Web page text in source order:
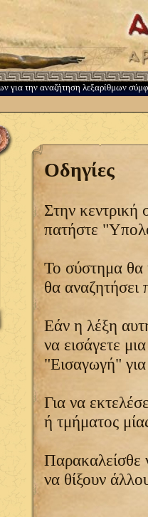
για την αναζήτηση λεξαρίθμων
Οδηγίες
Στην κεντρική
πατήστε
Το σύστημα θα
θα αναζητήσει
Εάν η λέξη
να εισάγετε
"Εισαγωγή"
Για να
ή τμήματος
Παρακαλείσθε
να θίξουν